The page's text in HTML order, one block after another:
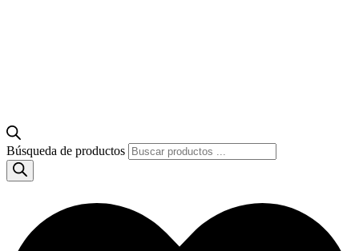
Búsqueda de productos